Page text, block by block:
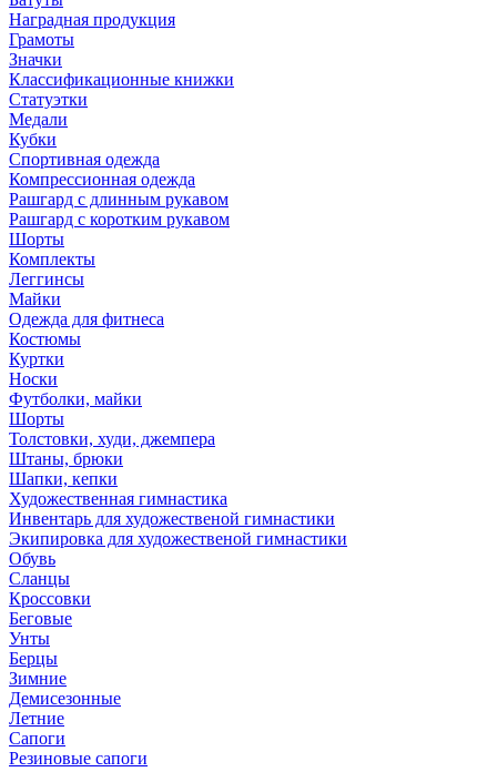
Наградная продукция
Грамоты
Значки
Классификационные книжки
Статуэтки
Медали
Кубки
Спортивная одежда
Компрессионная одежда
Рашгард с длинным рукавом
Рашгард с коротким рукавом
Шорты
Комплекты
Леггинсы
Майки
Одежда для фитнеса
Костюмы
Куртки
Носки
Футболки, майки
Шорты
Толстовки, худи, джемпера
Штаны, брюки
Шапки, кепки
Художественная гимнастика
Инвентарь для художественой гимнастики
Экипировка для художественой гимнастики
Обувь
Сланцы
Кроссовки
Беговые
Унты
Берцы
Зимние
Демисезонные
Летние
Сапоги
Резиновые сапоги